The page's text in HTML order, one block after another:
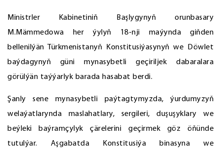
Ministrler Kabinetiniň Başlygynyň orunbasary
M.Mämmedowa her ýylyň 18-nji maýynda giňden
bellenilýän Türkmenistanyň Konstitusiýasynyň we Döwlet
baýdagynyň güni mynasybetli geçiriljek dabaralara
görülýän taýýarlyk barada hasabat berdi.
Şanly sene mynasybetli paýtagtymyzda, ýurdumyzyň
welaýatlarynda maslahatlary, sergileri, duşuşyklary we
beýleki baýramçylyk çärelerini geçirmek göz öňünde
tutulýar. Aşgabatda Konstitusiýa binasyna we